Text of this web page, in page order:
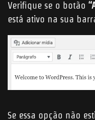
Verifique se o botão
está ativo na sua
Se essa opção não